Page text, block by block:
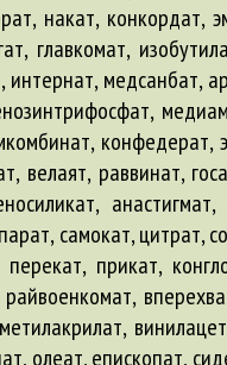
накат,
главкомат,
медсанбат,
велаят, раввинат,
самокат, цитрат,
прикат,
олеат, епископат,